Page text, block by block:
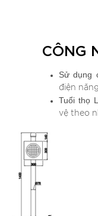
CÔNG
Sử dụng
điện
Tuổi thọ
vệ theo